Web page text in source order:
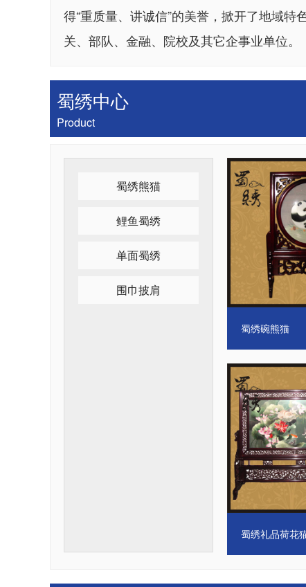
得“重质量、讲诚信”的美誉，掀开了地域
关、部队、金融、院校及其它企事业单位。
蜀绣中心
Product
蜀绣熊猫
鲤鱼蜀绣
单面蜀绣
围巾披肩
蜀绣礼品荷花猫
成都蜀绣围巾